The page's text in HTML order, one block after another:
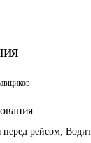
рейсом;